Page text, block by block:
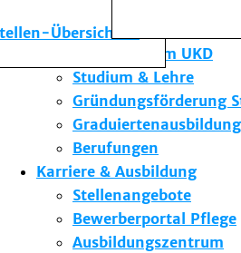
Übersicht
Die Institute des UKD
Forschung am UKD
Studium & Lehre
Gründungsförderung
Graduiertenausbildung
Berufungen
Karriere & Ausbildung
Stellenangebote
Bewerberportal Pflege
Ausbildungszentrum